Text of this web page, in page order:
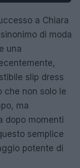
a Chiara
di moda
una
slip dress
che non solo le
ma
dopo momenti
semplice
potente di